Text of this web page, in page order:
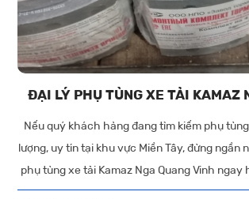
ĐẠI LÝ PHỤ TÙNG XE TẢI KAMAZ
Nếu quý khách hàng đang tìm kiếm phụ
lượng, uy tín tại khu vực Miền Tây, đừng ngần
phụ tùng xe tải Kamaz Nga Quang Vinh ngay
vấn và hỗ trợ tốt nhất